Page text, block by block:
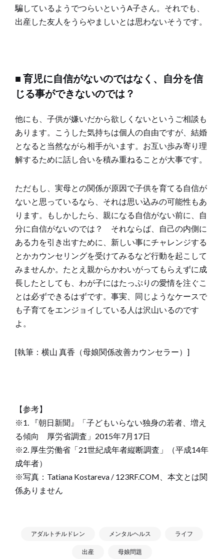
騙しているようでつらいというA子さん。それでも、
出産した友人をうらやましいとは思わないそうです。
■ 育児に自信がないのではなく、自分を信
じる事ができないのでは？
他にも、子供が嫌いだから欲しくないというご相談も
あります。こうした気持ちは個人の自由ですが、結婚
となると当然ながら相手がいます。お互い歩み寄り理
解するために話し合いを積み重ねることが大事です。
ただもし、実母との関係が原因で子供を育てる自信が
ないと思っているなら、それは思い込みの可能性もあ
ります。もしかしたら、親になる自信がない前に、自
分に自信がないのでは？ それならば、自己の内側に
ある力を引き出すために、新しい事にチャレンジする
とかカウンセリングを受けてみるなど行動を起こして
みませんか。たとえ親からかわいがってもらえずに成
長したとしても、わが子にはたっぷりの愛情を注ぐこ
とは必ずできるはずです。事実、同じようなケースで
も子育てをエンジョイしている人は沢山いるのです
よ。
[執筆：横山 真香（母娘関係改善カウンセラー）]
【参考】
※1. 『朝日新聞』「子どもいらない独身の若者、増え
る傾向 厚労省調査」2015年7月17日
※2. 厚生労働省「21世紀成年者縦断調査」（平成14年
成年者）
※写真：Tatiana Kostareva / 123RF.COM、本文とは関
係ありません
アダルトチルドレン メンタルヘルス ライフ
出産 母娘問題